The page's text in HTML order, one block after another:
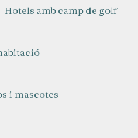
Hotels amb camp de golf
i mascotes